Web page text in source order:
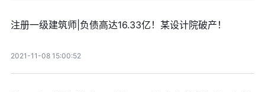
注册一级建筑师|负债高达16.33亿！某设计院破产！
2021-11-08 15:00:52